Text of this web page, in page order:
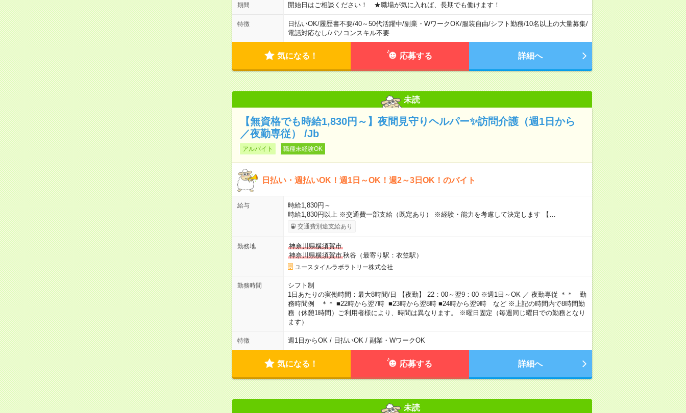
期間 開始日はご相談ください！ ★職場が気に入れば、長期でも働けます！
特徴 日払いOK/履歴書不要/40～50代活躍中/副業・WワークOK/服装自由/シフト勤務/10名以上の大量募集/
電話対応なし/パソコンスキル不要
気になる！ 応募する 詳細へ
未読
【無資格でも時給1,830円～】夜間見守りヘルパー✨訪問介護（週1日から
／夜勤専従） /Jb
アルバイト 職種未経験OK
日払い・週払いOK！週1日～OK！週2～3日OK！のバイト
給与
時給1,830円～
時給1,830円以上 ※交通費一部支給（既定あり） ※経験・能力を考慮して決定します 【…
交通費別途支給あり
勤務地
神奈川県横須賀市
神奈川県横須賀市秋谷（最寄り駅：衣笠駅）
ユースタイルラボラトリー株式会社
勤務時間
シフト制
1日あたりの実働時間：最大8時間/日 【夜勤】 22：00～翌9：00 ※週1日～OK ／ 夜勤専従 ＊＊ 勤
務時間例 ＊＊ ■22時から翌7時 ■23時から翌8時 ■24時から翌9時 など ※上記の時間内で8時間勤
務（休憩1時間）ご利用者様により、時間は異なります。 ※曜日固定（毎週同じ曜日での勤務となり
ます）
特徴 週1日からOK / 日払いOK / 副業・WワークOK
気になる！ 応募する 詳細へ
未読